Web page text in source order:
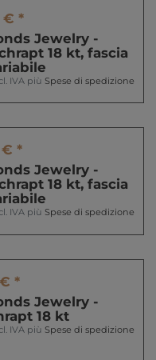
€ *
Jewelry -
18 kt, fascia
IVA più Spese di spedizione
€ *
Jewelry -
18 kt, fascia
IVA più Spese di spedizione
*
Jewelry -
18 kt
IVA più Spese di spedizione